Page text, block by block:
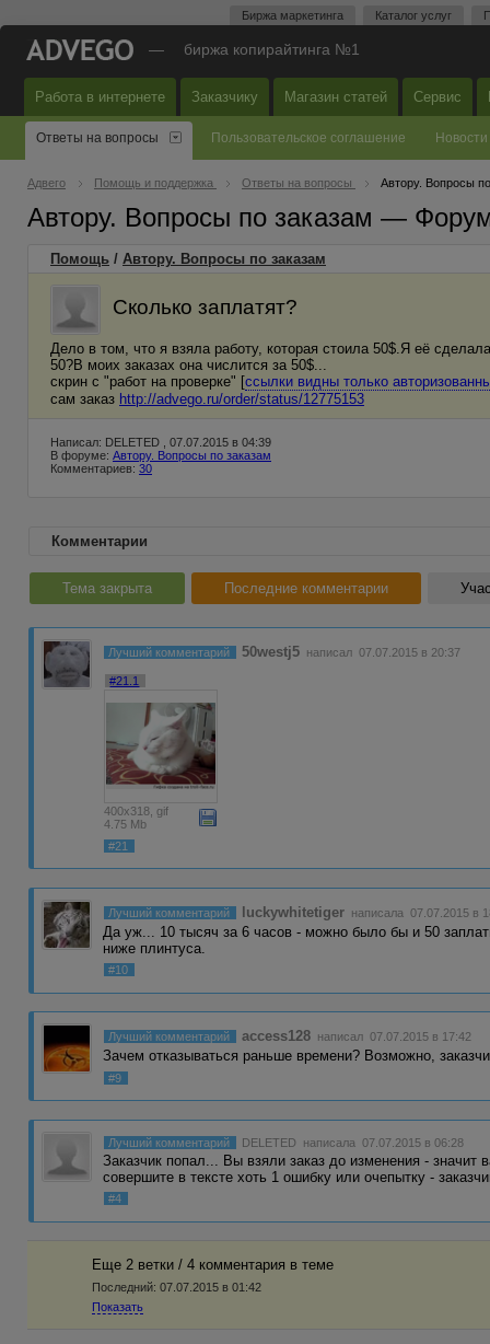
Биржа маркетинга Каталог услуг
— биржа копирайтинга №1
Работа в интернете Заказчику Магазин статей Сервис
Ответы на вопросы Пользовательское соглашение Новости
Адвего Помощь и поддержка Ответы на вопросы Автору. Вопросы
Автору. Вопросы по заказам —
Помощь / Автору. Вопросы по заказам
Сколько заплатят?
Дело в том, что я взяла работу, которая стоила 50$.Я её
50?В моих заказах она числится за 50$...
скрин с "работ на проверке" [ссылки видны только
сам заказ http://advego.ru/order/status/12775153
Написал: DELETED , 07.07.2015 в 04:39
В форуме: Автору. Вопросы по заказам
Комментариев: 30
Комментарии
Тема закрыта Последние комментарии
Лучший комментарий 50westj5 написал 07.07.2015 в 20:37
#21.1
400x318, gif
4.75 Mb
#21
Лучший комментарий luckywhitetiger написала 07.07.2015 в
Да уж... 10 тысяч за 6 часов - можно было бы и 50
ниже плинтуса.
#10
Лучший комментарий access128 написал 07.07.2015 в 17:42
Зачем отказываться раньше времени? Возможно,
#9
Лучший комментарий DELETED написала 07.07.2015 в 06:28
Заказчик попал... Вы взяли заказ до изменения - значит
совершите в тексте хоть 1 ошибку или очепытку -
#4
Еще 2 ветки / 4 комментария в темe
Последний: 07.07.2015 в 01:42
Показать